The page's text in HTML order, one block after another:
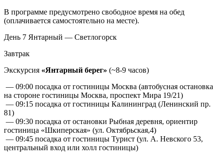
В программе предусмотрено свободное время на обед
(оплачивается самостоятельно на месте).
День 7 Янтарный — Светлогорск
Завтрак
Экскурсия «Янтарный берег» (~8-9 часов)
— 09:00 посадка от гостиницы Москва (автобусная остановка
на стороне гостиницы Москва, проспект Мира 19/21)
— 09:15 посадка от гостиницы Калининград (Ленинский пр.
81)
— 09:30 посадка от остановки Рыбная деревня, ориентир
гостиница «Шкиперская» (ул. Октябрьская,4)
— 09:45 посадка от гостиницы Турист (ул. А. Невского 53,
центральный вход или холл гостиницы)